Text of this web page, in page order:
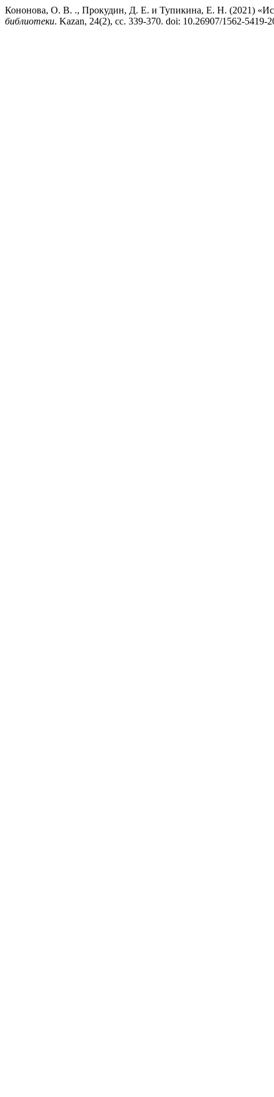
Кононова, О. В. ., Прокудин, Д. Е. и Тупикина, Е. Н. (2021)
библиотеки. Kazan, 24(2), сс. 339-370. doi: 10.26907/1562-5419-